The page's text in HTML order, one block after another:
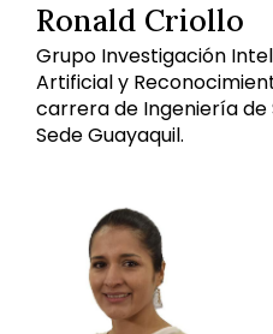
Ronald Criollo
Grupo Investigación
Artificial y
carrera de Ingeniería de
Sede Guayaquil.